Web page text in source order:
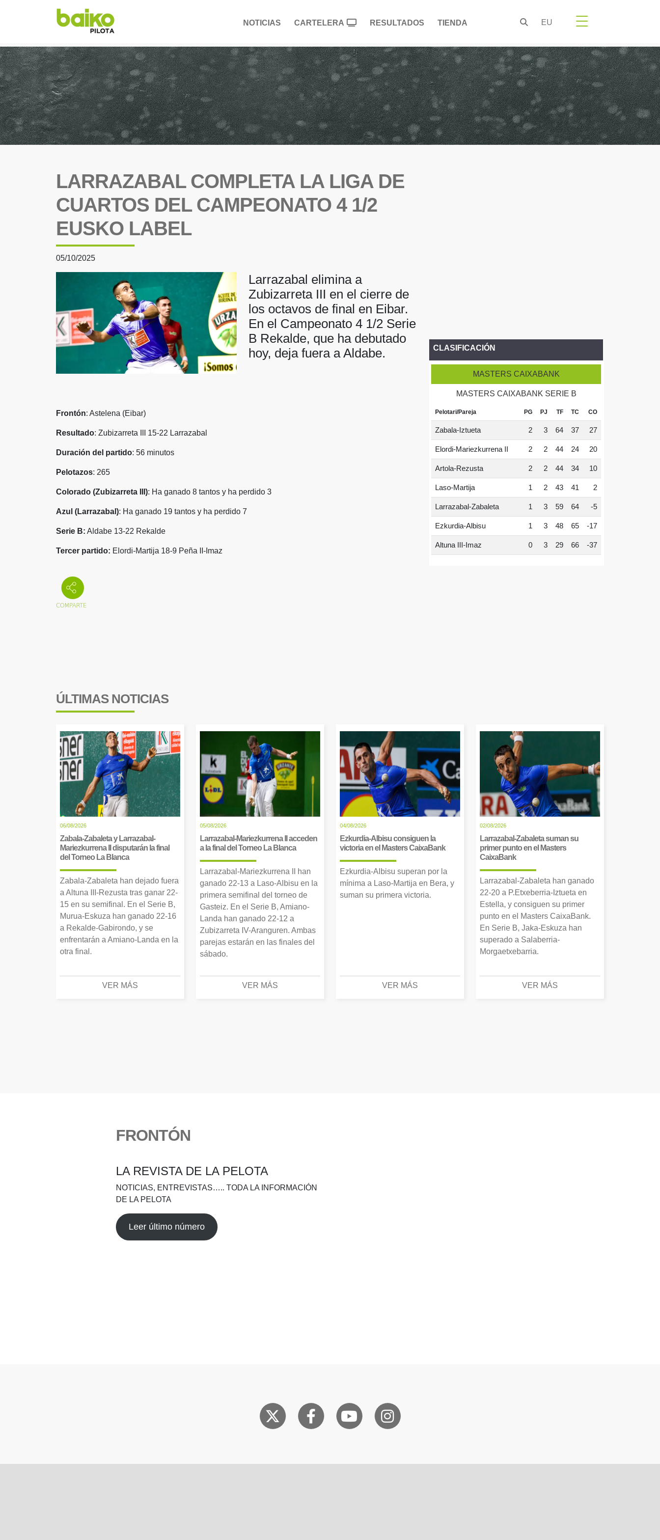
NOTICIAS CARTELERA RESULTADOS TIENDA EU
LARRAZABAL COMPLETA LA LIGA DE
CUARTOS DEL CAMPEONATO 4 1/2
EUSKO LABEL
05/10/2025
Larrazabal elimina a
Zubizarreta III en el cierre de
los octavos de final en Eibar.
En el Campeonato 4 1/2 Serie
B Rekalde, que ha debutado
hoy, deja fuera a Aldabe.
Frontón: Astelena (Eibar)
Resultado: Zubizarreta III 15-22 Larrazabal
Duración del partido: 56 minutos
Pelotazos: 265
Colorado (Zubizarreta III): Ha ganado 8 tantos y ha perdido 3
Azul (Larrazabal): Ha ganado 19 tantos y ha perdido 7
Serie B: Aldabe 13-22 Rekalde
Tercer partido: Elordi-Martija 18-9 Peña II-Imaz
CLASIFICACIÓN
MASTERS CAIXABANK
MASTERS CAIXABANK SERIE B
Pelotari/Pareja PG PJ TF TC CO
Zabala-Iztueta 2 3 64 37 27
Elordi-Mariezkurrena II 2 2 44 24 20
Artola-Rezusta 2 2 44 34 10
Laso-Martija 1 2 43 41 2
Larrazabal-Zabaleta 1 3 59 64 -5
Ezkurdia-Albisu 1 3 48 65 -17
Altuna III-Imaz 0 3 29 66 -37
ÚLTIMAS NOTICIAS
06/08/2026
Zabala-Zabaleta y Larrazabal-
Mariezkurrena II disputarán la final
del Torneo La Blanca
Zabala-Zabaleta han dejado fuera
a Altuna III-Rezusta tras ganar 22-
15 en su semifinal. En el Serie B,
Murua-Eskuza han ganado 22-16
a Rekalde-Gabirondo, y se
enfrentarán a Amiano-Landa en la
otra final.
VER MÁS
05/08/2026
Larrazabal-Mariezkurrena II acceden
a la final del Torneo La Blanca
Larrazabal-Mariezkurrena II han
ganado 22-13 a Laso-Albisu en la
primera semifinal del torneo de
Gasteiz. En el Serie B, Amiano-
Landa han ganado 22-12 a
Zubizarreta IV-Aranguren. Ambas
parejas estarán en las finales del
sábado.
VER MÁS
04/08/2026
Ezkurdia-Albisu consiguen la
victoria en el Masters CaixaBank
Ezkurdia-Albisu superan por la
mínima a Laso-Martija en Bera, y
suman su primera victoria.
VER MÁS
02/08/2026
Larrazabal-Zabaleta suman su
primer punto en el Masters
CaixaBank
Larrazabal-Zabaleta han ganado
22-20 a P.Etxeberria-Iztueta en
Estella, y consiguen su primer
punto en el Masters CaixaBank.
En Serie B, Jaka-Eskuza han
superado a Salaberria-
Morgaetxebarria.
VER MÁS
FRONTÓN
LA REVISTA DE LA PELOTA
NOTICIAS, ENTREVISTAS….. TODA LA INFORMACIÓN
DE LA PELOTA
Leer último número